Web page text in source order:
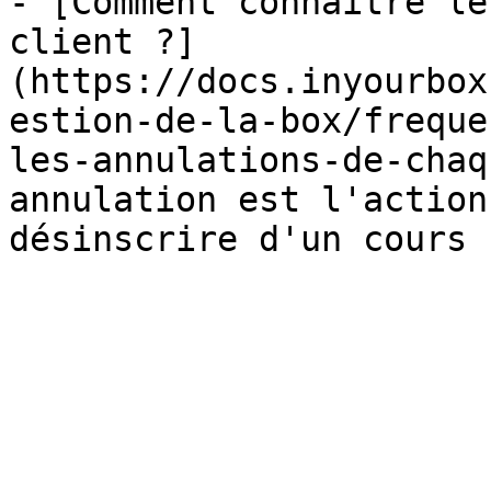
client ?]
(https://
estion-de-la-box/
les-annulations-de-
annulation est